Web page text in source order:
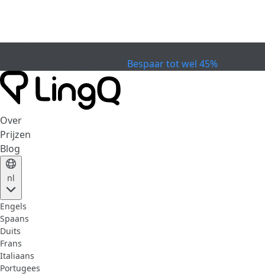
Bespaar tot wel 45%
Over
Prijzen
Blog
nl
Engels
Spaans
Duits
Frans
Italiaans
Portugees